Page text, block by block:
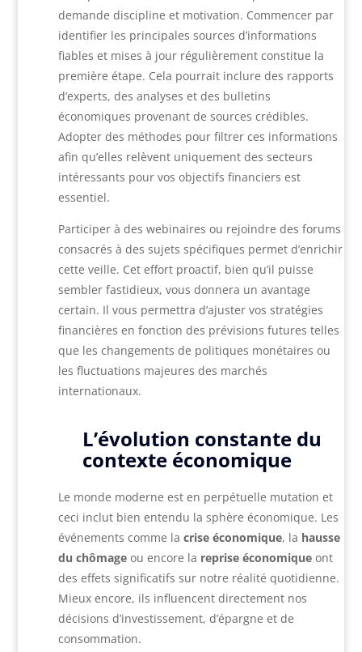
demande discipline et motivation. Commencer par
identifier les principales sources d’informations
fiables et mises à jour régulièrement constitue la
première étape. Cela pourrait inclure des rapports
d’experts, des analyses et des bulletins
économiques provenant de sources crédibles.
Adopter des méthodes pour filtrer ces informations
afin qu’elles relèvent uniquement des secteurs
intéressants pour vos objectifs financiers est
essentiel.
Participer à des webinaires ou rejoindre des forums
consacrés à des sujets spécifiques permet d’enrichir
cette veille. Cet effort proactif, bien qu’il puisse
sembler fastidieux, vous donnera un avantage
certain. Il vous permettra d’ajuster vos stratégies
financières en fonction des prévisions futures telles
que les changements de politiques monétaires ou
les fluctuations majeures des marchés
internationaux.
L’évolution constante du
contexte économique
Le monde moderne est en perpétuelle mutation et
ceci inclut bien entendu la sphère économique. Les
événements comme lacrise économique, la hausse
du chômage ou encore la reprise économique ont
des effets significatifs sur notre réalité quotidienne.
Mieux encore, ils influencent directement nos
décisions d’investissement, d’épargne et de
consommation.